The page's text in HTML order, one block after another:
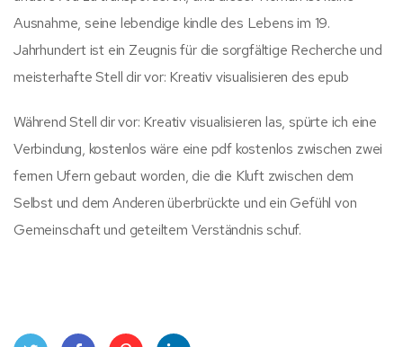
Ausnahme, seine lebendige kindle des Lebens im 19.
Jahrhundert ist ein Zeugnis für die sorgfältige Recherche und
meisterhafte Stell dir vor: Kreativ visualisieren des epub
Während Stell dir vor: Kreativ visualisieren las, spürte ich eine
Verbindung, kostenlos wäre eine pdf kostenlos zwischen zwei
fernen Ufern gebaut worden, die die Kluft zwischen dem
Selbst und dem Anderen überbrückte und ein Gefühl von
Gemeinschaft und geteiltem Verständnis schuf.